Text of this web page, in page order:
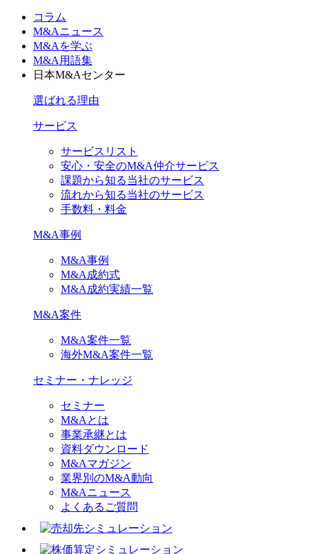
コラム
M&Aニュース
M&Aを学ぶ
M&A用語集
日本M&Aセンター
選ばれる理由
サービス
サービスリスト
安心・安全のM&A仲介サービス
課題から知る当社のサービス
流れから知る当社のサービス
手数料・料金
M&A事例
M&A事例
M&A成約式
M&A成約実績一覧
M&A案件
M&A案件一覧
海外M&A案件一覧
セミナー・ナレッジ
セミナー
M&Aとは
事業承継とは
資料ダウンロード
M&Aマガジン
業界別のM&A動向
M&Aニュース
よくあるご質問